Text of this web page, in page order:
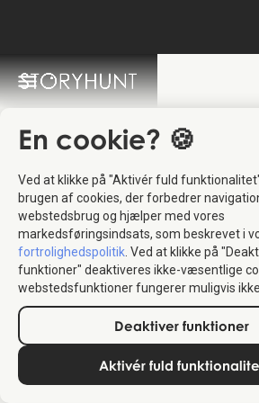
En cookie? 🍪
Ved at klikke på "Aktivér fuld
brugen af cookies, der forbedrer
webstedsbrug og hjælper med vores
markedsføringsindsats, som beskrevet i
fortrolighedspolitik . Ved at klikke på
funktioner" deaktiveres ikke-væsentlige
webstedsfunktioner fungerer muligvis
Deaktiver funktioner
Aktivér fuld
StoryHunt FAQ
Relevant for rejsende:Indholdet skal
destinationer, kultur eller oplevelser,
udforske eller forstå et sted bedre.
Artikler skal tilbyde
historier eller inspiration, som rejsende
reklametekst.